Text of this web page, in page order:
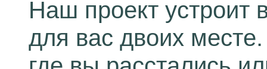
Наш проект устроит
для вас двоих